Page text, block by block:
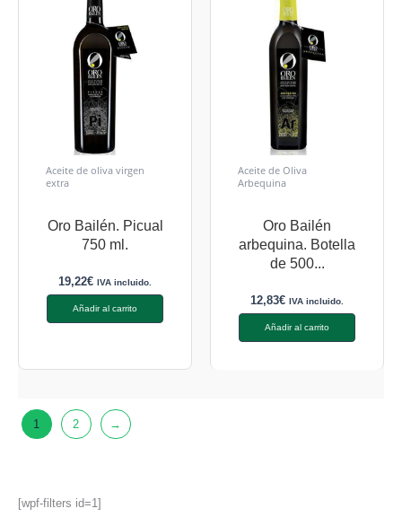
[wpf-filters id=1]
Aceite de oliva virgen
extra
Oro Bailén. Picual
750 ml.
19,22€ IVA incluido.
Añadir al carrito
Aceite de Oliva
Arbequina
Oro Bailén
arbequina. Botella
de 500...
12,83€ IVA incluido.
Añadir al carrito
1 2 →